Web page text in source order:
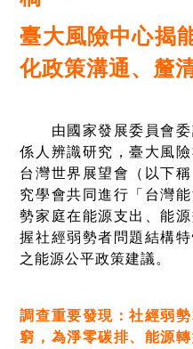
臺大風險中心揭
化政策溝通、釐
由國家發展委員會委
係人辨識研究，臺大風
台灣世界展望會（以下
究學會共同進行「台灣
勢家庭在能源支出、能
握社經弱勢者問題結構
之能源公平政策建議。
調查重要發現：社經弱
窮，為淨零碳排、能源